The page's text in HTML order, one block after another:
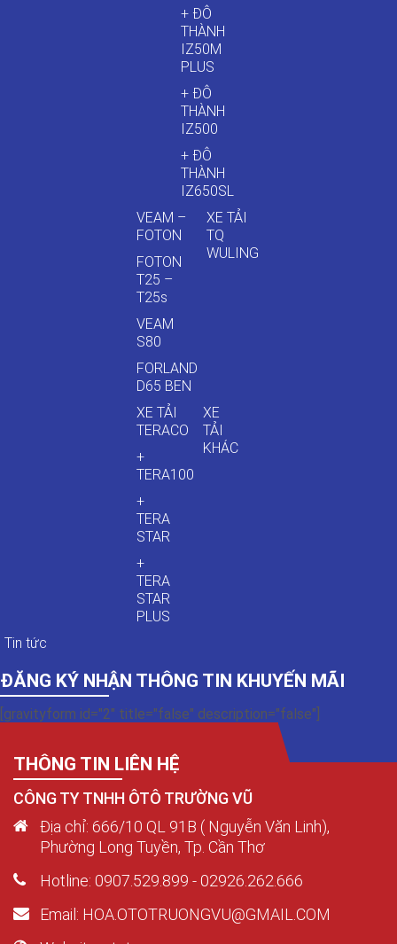
+ ĐÔ
THÀNH
IZ50M
PLUS
+ ĐÔ
THÀNH
IZ500
+ ĐÔ
THÀNH
IZ650SL
VEAM –
FOTON
FOTON
T25 –
T25s
VEAM
S80
FORLAND
D65 BEN
XE TẢI
TQ
WULING
XE TẢI
TERACO
+
TERA100
+
TERA
STAR
+
TERA
STAR
PLUS
XE
TẢI
KHÁC
Tin tức
ĐĂNG KÝ NHẬN THÔNG TIN KHUYẾN MÃI
[gravityform id="2" title="false" description="false"]
THÔNG TIN LIÊN HỆ
CÔNG TY TNHH ÔTÔ TRƯỜNG VŨ
Địa chỉ: 666/10 QL 91B ( Nguyễn Văn Linh),
Phường Long Tuyền, Tp. Cần Thơ
Hotline: 0907.529.899 - 02926.262.666
Email: HOA.OTOTRUONGVU@GMAIL.COM